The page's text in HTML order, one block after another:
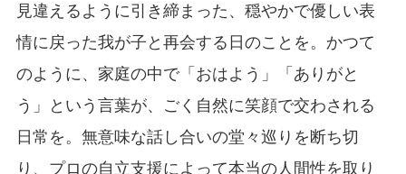
見違えるように引き締まった、穏やかで優しい表
情に戻った我が子と再会する日のことを。かつて
のように、家庭の中で「おはよう」「ありがと
う」という言葉が、ごく自然に笑顔で交わされる
日常を。無意味な話し合いの堂々巡りを断ち切
り、プロの自立支援によって本当の人間性を取り